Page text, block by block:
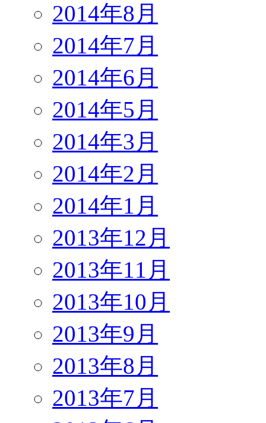
2014年8月
2014年7月
2014年6月
2014年5月
2014年3月
2014年2月
2014年1月
2013年12月
2013年11月
2013年10月
2013年9月
2013年8月
2013年7月